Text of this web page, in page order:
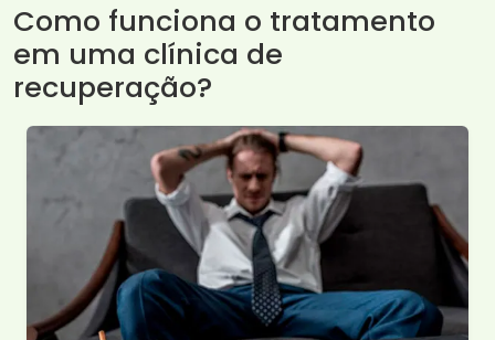
Como funciona o tratamento
em uma clínica de
recuperação?